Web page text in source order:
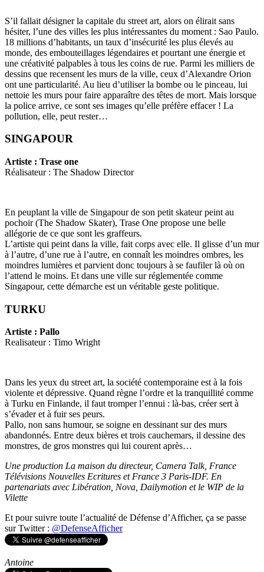
S’il fallait désigner la capitale du street art, alors on élirait sans
hésiter, l’une des villes les plus intéressantes du moment : Sao Paulo.
18 millions d’habitants, un taux d’insécurité les plus élevés au
monde, des embouteillages légendaires et pourtant une énergie et
une créativité palpables à tous les coins de rue. Parmi les milliers de
dessins que recensent les murs de la ville, ceux d’Alexandre Orion
ont une particularité. Au lieu d’utiliser la bombe ou le pinceau, lui
nettoie les murs pour faire apparaître des têtes de mort. Mais lorsque
la police arrive, ce sont ses images qu’elle préfère effacer ! La
pollution, elle, peut rester…
SINGAPOUR
Artiste : Trase one
Réalisateur : The Shadow Director
En peuplant la ville de Singapour de son petit skateur peint au
pochoir (The Shadow Skater), Trase One propose une belle
allégorie de ce que sont les graffeurs.
L’artiste qui peint dans la ville, fait corps avec elle. Il glisse d’un mur
à l’autre, d’une rue à l’autre, en connaît les moindres ombres, les
moindres lumières et parvient donc toujours à se faufiler là où on
l’attend le moins. Et dans une ville sur réglementée comme
Singapour, cette démarche est un véritable geste politique.
TURKU
Artiste : Pallo
Realisateur : Timo Wright
Dans les yeux du street art, la société contemporaine est à la fois
violente et dépressive. Quand règne l’ordre et la tranquillité comme
à Turku en Finlande, il faut tromper l’ennui : là-bas, créer sert à
s’évader et à fuir ses peurs.
Pallo, non sans humour, se soigne en dessinant sur des murs
abandonnés. Entre deux bières et trois cauchemars, il dessine des
monstres, de gros monstres qui lui courent après…
Une production La maison du directeur, Camera Talk, France
Télévisions Nouvelles Ecritures et France 3 Paris-IDF. En
partenariats avec Libération, Nova, Dailymotion et le WIP de la
Vilette
Et pour suivre toute l’actualité de Défense d’Afficher, ça se passe
sur Twitter : @DefenseAfficher
Antoine